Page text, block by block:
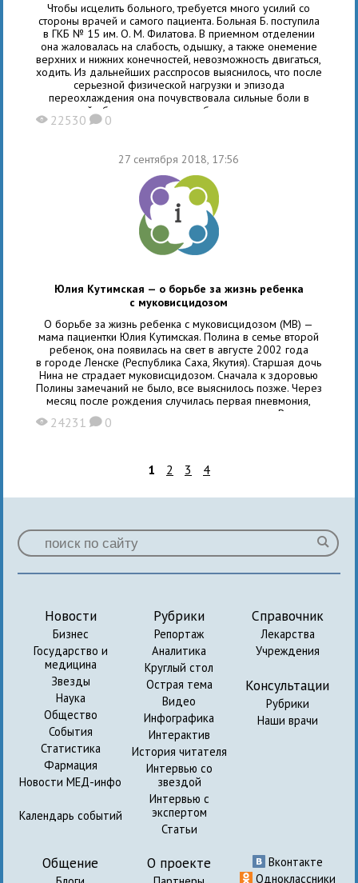
Чтобы исцелить больного, требуется много усилий со
стороны врачей и самого пациента. Больная Б. поступила
в ГКБ № 15 им. О. М. Филатова. В приемном отделении
она жаловалась на слабость, одышку, а также онемение
верхних и нижних конечностей, невозможность двигаться,
ходить. Из дальнейших расспросов выяснилось, что после
серьезной физической нагрузки и эпизода
переохлаждения она почувствовала сильные боли в
поясничной области, ощущала слабость, температура тела
X 22530 K 0
27 сентября 2018, 17:56
Юлия Кутимская — о борьбе за жизнь ребенка
с муковисцидозом
О борьбе за жизнь ребенка с муковисцидозом (МВ) —
мама пациентки Юлия Кутимская. Полина в семье второй
ребенок, она появилась на свет в августе 2002 года
в городе Ленске (Республика Саха, Якутия). Старшая дочь
Нина не страдает муковисцидозом. Сначала к здоровью
Полины замечаний не было, все выяснилось позже. Через
месяц после рождения случилась первая пневмония,
которая очень тяжело поддавалась лечению. Врачи
ничего необычного не заподозрили и выписали
X 24231 K 0
1 2 3 4
Новости
Бизнес
Государство и
медицина
Звезды
Наука
Общество
События
Статистика
Фармация
Новости МЕД-инфо
Календарь событий
Рубрики
Репортаж
Аналитика
Круглый стол
Острая тема
Видео
Инфографика
Интерактив
История читателя
Интервью со
звездой
Интервью с
экспертом
Статьи
Справочник
Лекарства
Учреждения
Консультации
Рубрики
Наши врачи
Общение О проекте
Вконтакте
Одноклассники